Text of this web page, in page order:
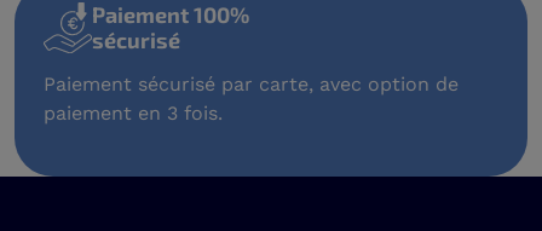
Paiement 100%
sécurisé
Paiement sécurisé par carte, avec option de
paiement en 3 fois.